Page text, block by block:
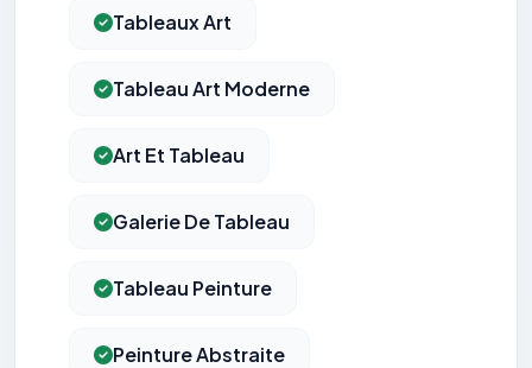
Tableaux Art
Tableau Art Moderne
Art Et Tableau
Galerie De Tableau
Tableau Peinture
Peinture Abstraite